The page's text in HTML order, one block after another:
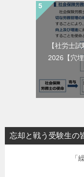
【社労士
2026【穴
忘却と戦う受験生の
「